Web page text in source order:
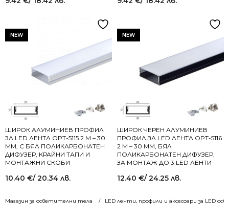
Магазин за осветителни тела LED ленти, профили и аксесоари за LED
NEW
ШИРОК АЛУМИНИЕВ ПРОФИЛ
ЗА LED ЛЕНТА OPT-5115 2 М – 30
ММ, С БЯЛ ПОЛИКАРБОНАТЕН
ДИФУЗЕР, КРАЙНИ ТАПИ И
МОНТАЖНИ СКОБИ
10.40 €/ 20.34 лв.
NEW
ШИРОК ЧЕРЕН АЛУМИНИЕВ
ПРОФИЛ ЗА LED ЛЕНТА OPT-5116
2 М – 30 ММ, БЯЛ
ПОЛИКАРБОНАТЕН ДИФУЗЕР,
ЗА МОНТАЖ ДО 3 LED ЛЕНТИ
12.40 €/ 24.25 лв.